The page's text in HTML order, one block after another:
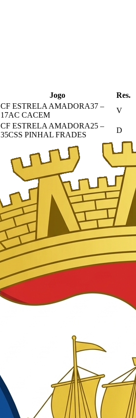
Jogo
Res.
CF ESTRELA AMADORA37 –
17AC CACEM
V
CF ESTRELA AMADORA25 –
35CSS PINHAL FRADES
D